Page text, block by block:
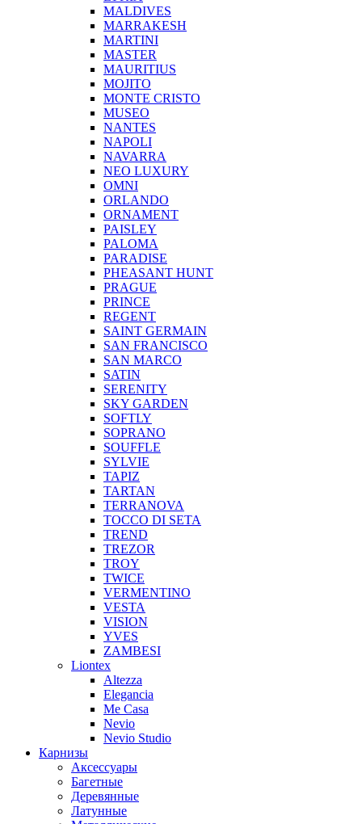
MALDIVES
MARRAKESH
MARTINI
MASTER
MAURITIUS
MOJITO
MONTE CRISTO
MUSEO
NANTES
NAPOLI
NAVARRA
NEO LUXURY
OMNI
ORLANDO
ORNAMENT
PAISLEY
PALOMA
PARADISE
PHEASANT HUNT
PRAGUE
PRINCE
REGENT
SAINT GERMAIN
SAN FRANCISCO
SAN MARCO
SATIN
SERENITY
SKY GARDEN
SOFTLY
SOPRANO
SOUFFLE
SYLVIE
TAPIZ
TARTAN
TERRANOVA
TOCCO DI SETA
TREND
TREZOR
TROY
TWICE
VERMENTINO
VESTA
VISION
YVES
ZAMBESI
Liontex
Altezza
Elegancia
Me Casa
Nevio
Nevio Studio
Карнизы
Аксессуары
Багетные
Деревянные
Латунные